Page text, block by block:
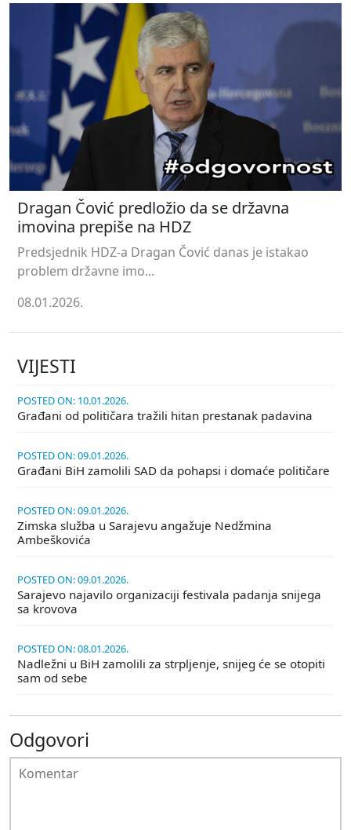
Dragan Čović predložio da se državna
imovina prepiše na HDZ
Predsjednik HDZ-a Dragan Čović danas je istakao
problem državne imo...
08.01.2026.
VIJESTI
POSTED ON: 10.01.2026.
Građani od političara tražili hitan prestanak padavina
POSTED ON: 09.01.2026.
Građani BiH zamolili SAD da pohapsi i domaće političare
POSTED ON: 09.01.2026.
Zimska služba u Sarajevu angažuje Nedžmina
Ambeškovića
POSTED ON: 09.01.2026.
Sarajevo najavilo organizaciji festivala padanja snijega
sa krovova
POSTED ON: 08.01.2026.
Nadležni u BiH zamolili za strpljenje, snijeg će se otopiti
sam od sebe
Odgovori